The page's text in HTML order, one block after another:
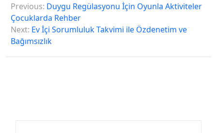
a
z
g
Previous: Duygu Regülasyonu İçin Oyunla Aktiviteler
Çocuklarda Rehber
Next: Ev İçi Sorumluluk Takvimi ile Özdenetim ve
Bağımsızlık